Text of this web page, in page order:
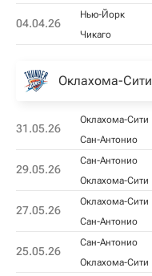
04.04.26
Нью-Йорк
Чикаго
Оклахома-Сити
31.05.26
Оклахома-Сити
Сан-Антонио
29.05.26
Сан-Антонио
Оклахома-Сити
27.05.26
Оклахома-Сити
Сан-Антонио
25.05.26
Сан-Антонио
Оклахома-Сити